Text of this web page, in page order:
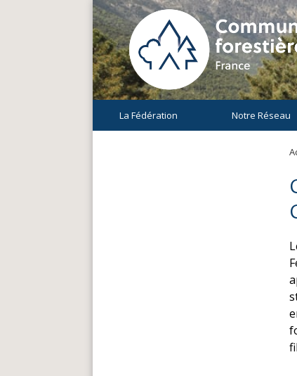
La Fédération Notre Réseau